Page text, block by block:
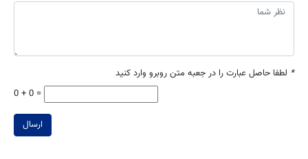
* لطفا حاصل عبارت را در جعبه متن روبرو وارد کنید
0 + 0 =
ارسال